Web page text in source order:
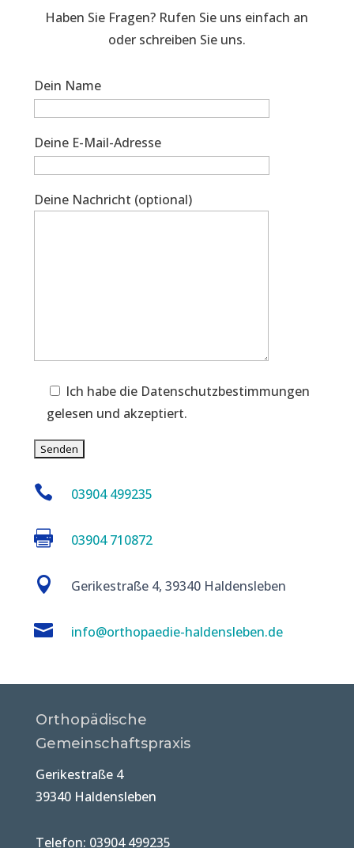
Haben Sie Fragen? Rufen Sie uns einfach an
oder schreiben Sie uns.
Dein Name
Deine E-Mail-Adresse
Deine Nachricht (optional)
Ich habe die Datenschutzbestimmungen
gelesen und akzeptiert.
 03904 499235
 03904 710872
 Gerikestraße 4, 39340 Haldensleben
 info@orthopaedie-haldensleben.de
Orthopädische
Gemeinschaftspraxis
Gerikestraße 4
39340 Haldensleben
Telefon: 03904 499235